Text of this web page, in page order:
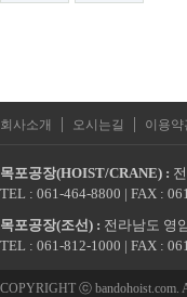
회사소개 | 오시는길 | 이용약
목포공장(HOIST/CRANE) :
TEL : 061-464-8800 | FAX :
목포공장(조선) : 전라남도 영
TEL : 061-812-1000 | FAX :
COPYRIGHT ⓒ bandohoist.com.